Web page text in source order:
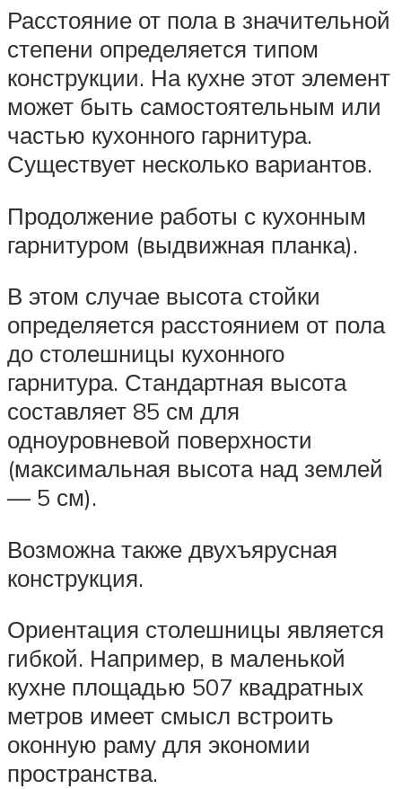
Расстояние от пола в значительной
степени определяется типом
конструкции. На кухне этот элемент
может быть самостоятельным или
частью кухонного гарнитура.
Существует несколько вариантов.
Продолжение работы с кухонным
гарнитуром (выдвижная планка).
В этом случае высота стойки
определяется расстоянием от пола
до столешницы кухонного
гарнитура. Стандартная высота
составляет 85 см для
одноуровневой поверхности
(максимальная высота над землей
— 5 см).
Возможна также двухъярусная
конструкция.
Ориентация столешницы является
гибкой. Например, в маленькой
кухне площадью 507 квадратных
метров имеет смысл встроить
оконную раму для экономии
пространства.